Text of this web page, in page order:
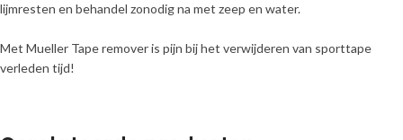
lijmresten en behandel zonodig na met zeep en water.
Met Mueller Tape remover is pijn bij het verwijderen van sporttape
verleden tijd!